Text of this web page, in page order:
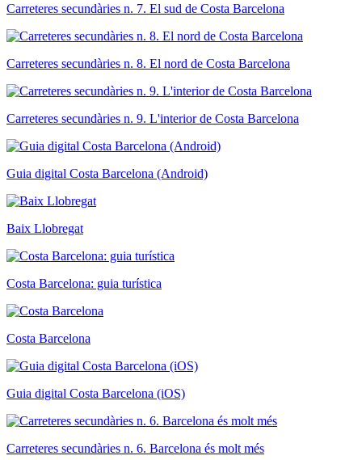
Carreteres secundàries n. 7. El sud de Costa Barcelona
Carreteres secundàries n. 8. El nord de Costa Barcelona
Carreteres secundàries n. 9. L'interior de Costa Barcelona
Guia digital Costa Barcelona (Android)
Baix Llobregat
Costa Barcelona: guia turística
Costa Barcelona
Guia digital Costa Barcelona (iOS)
Carreteres secundàries n. 6. Barcelona és molt més